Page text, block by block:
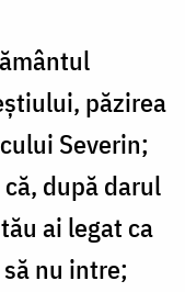
păzirea
Severin;
după darul
ai legat ca
nu intre;